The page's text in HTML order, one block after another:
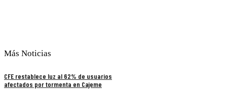
Más Noticias
CFE restablece luz al 62% de usuarios
afectados por tormenta en Cajeme